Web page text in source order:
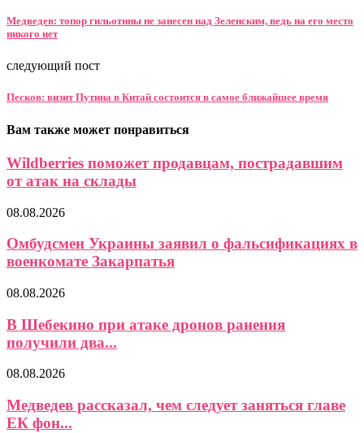
Медведев: топор гильотины не занесен над Зеленским, ведь на его место
никого нет
следующий пост
Песков: визит Путина в Китай состоится в самое ближайшее время
Вам также может понравиться
Wildberries поможет продавцам, пострадавшим
от атак на склады
08.08.2026
Омбудсмен Украины заявил о фальсификациях в
военкомате Закарпатья
08.08.2026
В Шебекино при атаке дронов ранения
получили два...
08.08.2026
Медведев рассказал, чем следует заняться главе
ЕК фон...